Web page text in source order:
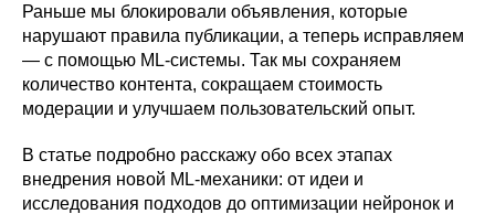
Раньше мы блокировали объявления, которые
нарушают правила публикации, а теперь исправляем
— с помощью ML-системы. Так мы сохраняем
количество контента, сокращаем стоимость
модерации и улучшаем пользовательский опыт.
В статье подробно расскажу обо всех этапах
внедрения новой ML-механики: от идеи и
исследования подходов до оптимизации нейронок и